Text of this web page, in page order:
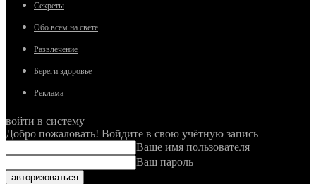
Секреты
Обо всём на свете
Развлечение
Береги здоровье
Реклама
войти в систему
Добро пожаловать! Войдите в свою учётную запись
Ваше имя пользователя
Ваш пароль